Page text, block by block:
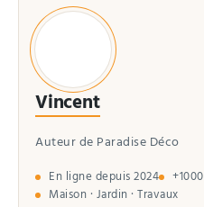
Vincent
Auteur de Paradise Déco
En ligne depuis 2024
Maison · Jardin · Travaux